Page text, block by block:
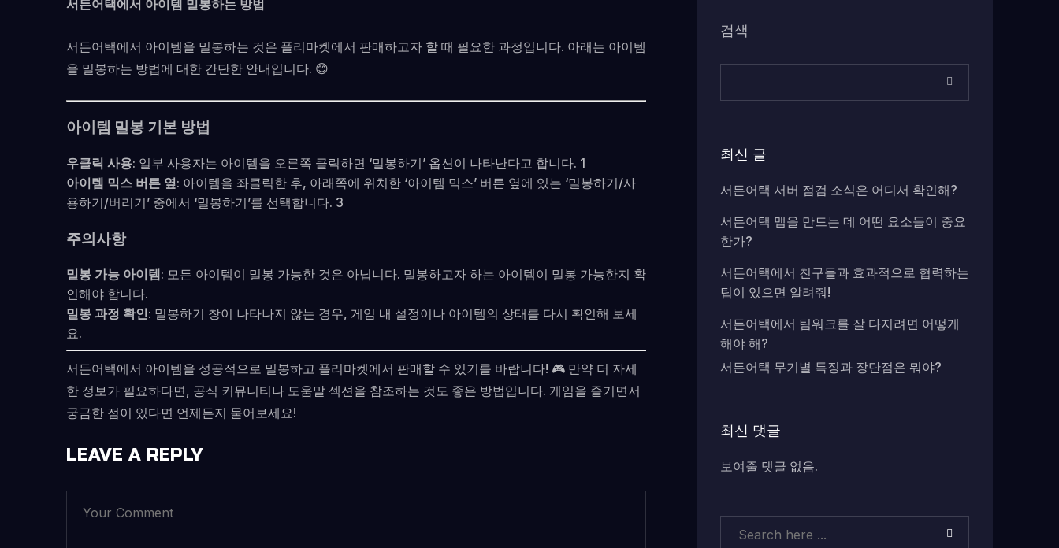
서든어택에서 아이템 밀봉하는 방법
서든어택에서 아이템을 밀봉하는 것은 플리마켓에서 판매하고자 할 때 필요한 과정입니다. 아래는 아이템
을 밀봉하는 방법에 대한 간단한 안내입니다. 😊
아이템 밀봉 기본 방법
우클릭 사용: 일부 사용자는 아이템을 오른쪽 클릭하면 ‘밀봉하기’ 옵션이 나타난다고 합니다. 1
아이템 믹스 버튼 옆: 아이템을 좌클릭한 후, 아래쪽에 위치한 ‘아이템 믹스’ 버튼 옆에 있는 ‘밀봉하기/사
용하기/버리기’ 중에서 ‘밀봉하기’를 선택합니다. 3
주의사항
밀봉 가능 아이템: 모든 아이템이 밀봉 가능한 것은 아닙니다. 밀봉하고자 하는 아이템이 밀봉 가능한지 확
인해야 합니다.
밀봉 과정 확인: 밀봉하기 창이 나타나지 않는 경우, 게임 내 설정이나 아이템의 상태를 다시 확인해 보세
요.
서든어택에서 아이템을 성공적으로 밀봉하고 플리마켓에서 판매할 수 있기를 바랍니다! 🎮 만약 더 자세
한 정보가 필요하다면, 공식 커뮤니티나 도움말 섹션을 참조하는 것도 좋은 방법입니다. 게임을 즐기면서
궁금한 점이 있다면 언제든지 물어보세요!
LEAVE A REPLY
검색
최신 글
서든어택 서버 점검 소식은 어디서 확인해?
서든어택 맵을 만드는 데 어떤 요소들이 중요
한가?
서든어택에서 친구들과 효과적으로 협력하는
팁이 있으면 알려줘!
서든어택에서 팀워크를 잘 다지려면 어떻게
해야 해?
서든어택 무기별 특징과 장단점은 뭐야?
최신 댓글
보여줄 댓글 없음.